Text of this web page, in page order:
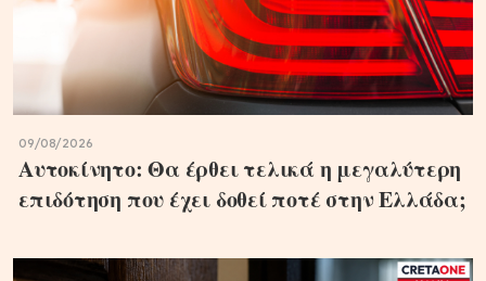
09/08/2026
Αυτοκίνητο: Θα έρθει τελικά η μεγαλύτερη
επιδότηση που έχει δοθεί ποτέ στην Ελλάδα;